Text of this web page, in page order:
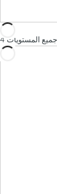
المستويات